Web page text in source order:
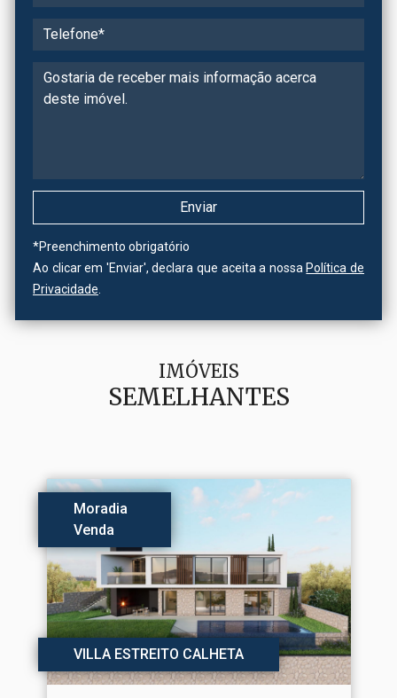
*Preenchimento obrigatório
Ao clicar em 'Enviar', declara que aceita a nossa Política de
Privacidade
IMÓVEIS
SEMELHANTES
Moradia
Venda
VILLA ESTREITO CALHETA